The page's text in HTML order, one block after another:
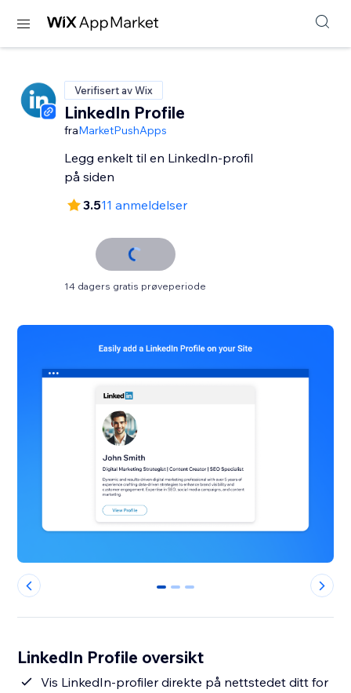
Verifisert av Wix
LinkedIn Profile
fraMarketPushApps
Legg enkelt til en LinkedIn-profil
på siden
3.511 anmeldelser
14 dagers gratis prøveperiode
0 1 2
LinkedIn Profile oversikt
Vis LinkedIn-profiler direkte på nettstedet ditt for